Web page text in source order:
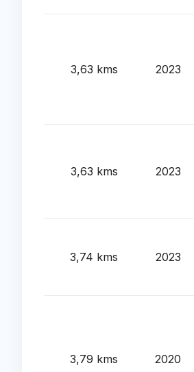
3,63 kms 2023
3,63 kms 2023
3,74 kms 2023
3,79 kms 2020